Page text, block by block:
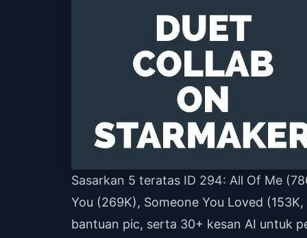
Sasarkan 5 teratas ID 294: All Of Me
You (269K), Someone You Loved
bantuan pic, serta 30+ kesan AI untuk